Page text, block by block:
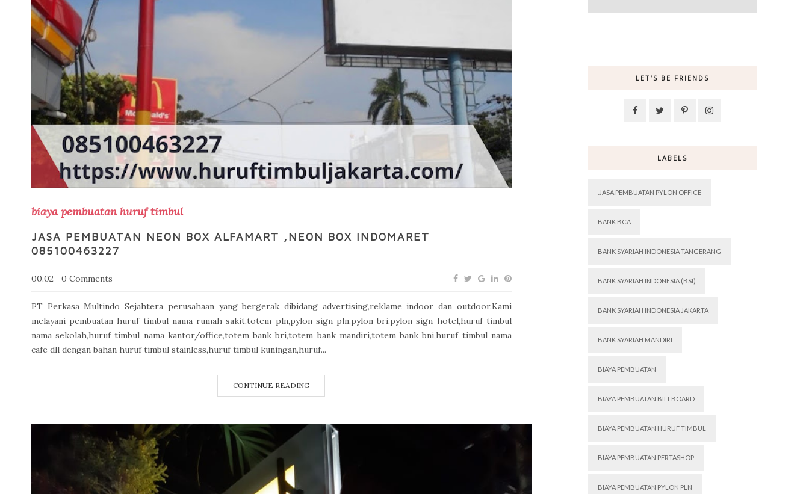
biaya pembuatan huruf timbul
JASA PEMBUATAN NEON BOX ALFAMART ,NEON BOX INDOMARET
085100463227
00.02 0 Comments
PT Perkasa Multindo Sejahtera perusahaan yang bergerak dibidang advertising,reklame indoor dan outdoor.Kami
melayani pembuatan huruf timbul nama rumah sakit,totem pln,pylon sign pln,pylon bri,pylon sign hotel,huruf timbul
nama sekolah,huruf timbul nama kantor/office,totem bank bri,totem bank mandiri,totem bank bni,huruf timbul nama
cafe dll dengan bahan huruf timbul stainless,huruf timbul kuningan,huruf...
CONTINUE READING
LET’S BE FRIENDS
LABELS
.JASA PEMBUATAN PYLON OFFICE
BANK BCA
BANK SYARIAH INDONESIA TANGERANG
BANK SYARIAH INDONESIA (BSI)
BANK SYARIAH INDONESIA JAKARTA
BANK SYARIAH MANDIRI
BIAYA PEMBUATAN
BIAYA PEMBUATAN BILLBOARD
BIAYA PEMBUATAN HURUF TIMBUL
BIAYA PEMBUATAN PERTASHOP
BIAYA PEMBUATAN PYLON PLN